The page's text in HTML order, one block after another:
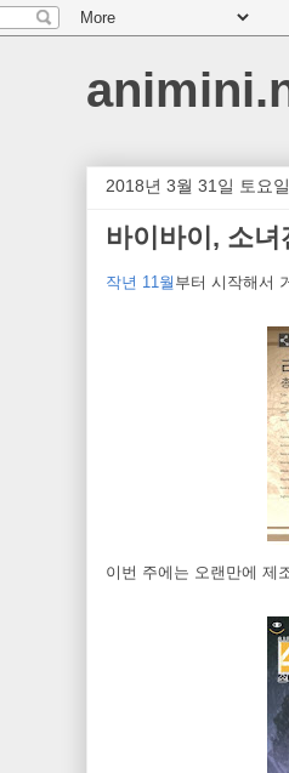
2018년 3월 31일 토요일
바이바이, 소녀
작년 11월 부터 시작해서
이번 주에는 오랜만에 제